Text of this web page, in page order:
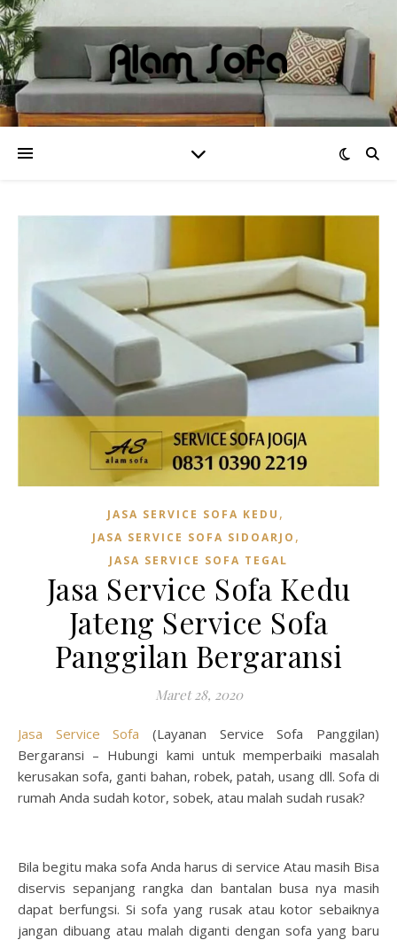
JASA SERVICE SOFA KEDU ,
JASA SERVICE SOFA SIDOARJO ,
JASA SERVICE SOFA TEGAL
Jasa Service Sofa Kedu
Jateng Service Sofa
Panggilan Bergaransi
Maret 28, 2020
Jasa Service Sofa (Layanan Service Sofa Panggilan)
Bergaransi – Hubungi kami untuk memperbaiki masalah
kerusakan sofa, ganti bahan, robek, patah, usang dll. Sofa di
rumah Anda sudah kotor, sobek, atau malah sudah rusak?
Bila begitu maka sofa Anda harus di service Atau masih Bisa
diservis sepanjang rangka dan bantalan busa nya masih
dapat berfungsi. Si sofa yang rusak atau kotor sebaiknya
jangan dibuang atau malah diganti dengan sofa yang baru